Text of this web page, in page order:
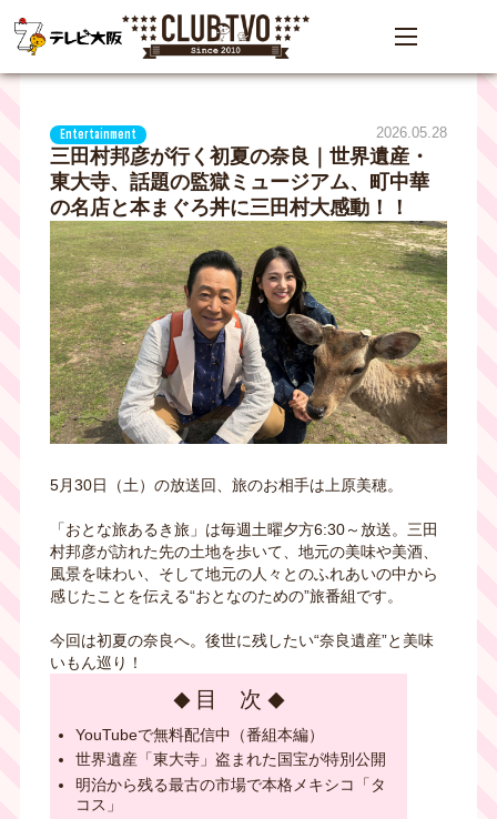
Entertainment 2026.05.28
三田村邦彦が行く初夏の奈良｜世界遺産・
東大寺、話題の監獄ミュージアム、町中華
の名店と本まぐろ丼に三田村大感動！！
5月30日（土）の放送回、旅のお相手は上原美穂。
「おとな旅あるき旅」は毎週土曜夕方6:30～放送。三田
村邦彦が訪れた先の土地を歩いて、地元の美味や美酒、
風景を味わい、そして地元の人々とのふれあいの中から
感じたことを伝える“おとなのための”旅番組です。
今回は初夏の奈良へ。後世に残したい“奈良遺産”と美味
いもん巡り！
目 次
YouTubeで無料配信中（番組本編）
世界遺産「東大寺」盗まれた国宝が特別公開
明治から残る最古の市場で本格メキシコ「タ
コス」